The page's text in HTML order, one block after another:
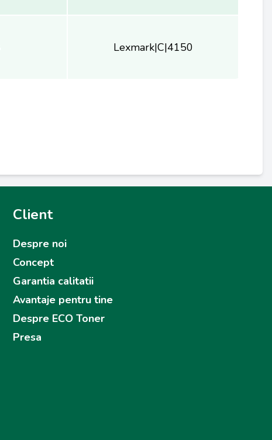
Lexmark|C|4150
Client
Despre noi
Concept
Garantia calitatii
Avantaje pentru tine
Despre ECO Toner
Presa